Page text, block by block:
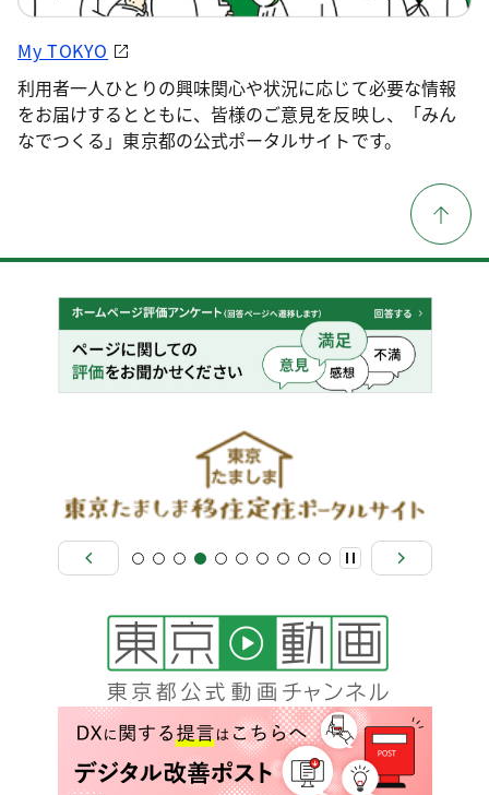
My TOKYO
利用者一人ひとりの興味関心や状況に応じて必要な情報
をお届けするとともに、皆様のご意見を反映し、「みん
なでつくる」東京都の公式ポータルサイトです。